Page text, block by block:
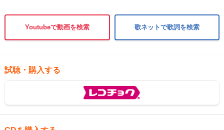
Youtubeで動画を検索 歌ネットで歌詞を検索
試聴・購入する